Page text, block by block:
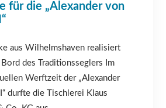
für die „Alexander von
aus Wilhelmshaven realisiert
Bord des Traditionsseglers Im
Werftzeit der „Alexander
durfte die Tischlerei Klaus